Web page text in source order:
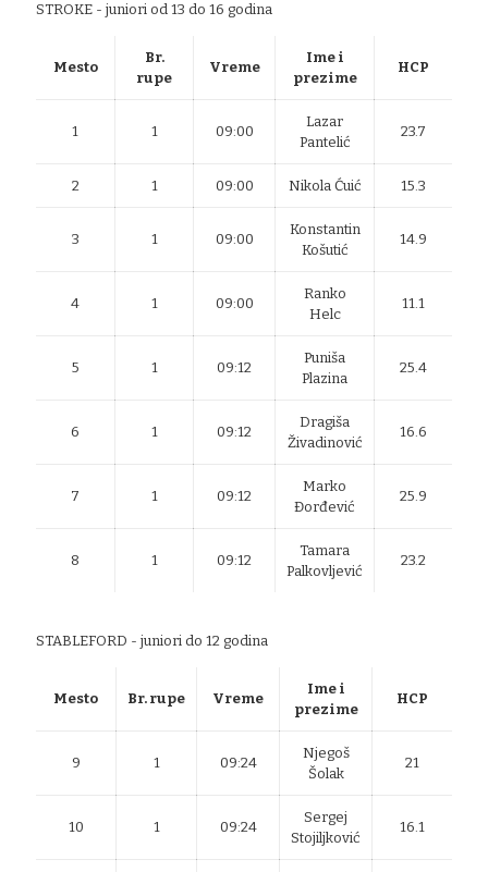
STROKE - juniori od 13 do 16 godina
Mesto
Br.
rupe
Vreme
Ime i
prezime
HCP
1 1 09:00
Lazar
Pantelić
23.7
2 1 09:00 Nikola Ćuić 15.3
3 1 09:00
Konstantin
Košutić
14.9
4 1 09:00
Ranko
Helc
11.1
5 1 09:12
Puniša
Plazina
25.4
6 1 09:12
Dragiša
Živadinović
16.6
7 1 09:12
Marko
Đorđević
25.9
8 1 09:12
Tamara
Palkovljević
23.2
STABLEFORD - juniori do 12 godina
Mesto Br. rupe Vreme
Ime i
prezime
HCP
9 1 09:24
Njegoš
Šolak
21
10 1 09:24
Sergej
Stojiljković
16.1